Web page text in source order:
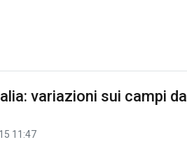
variazioni sui campi da
11:47